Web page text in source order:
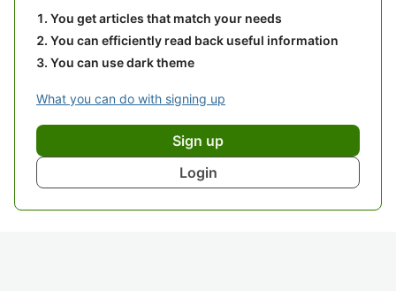
You get articles that match your needs
You can efficiently read back useful information
You can use dark theme
What you can do with signing up
Sign up
Login